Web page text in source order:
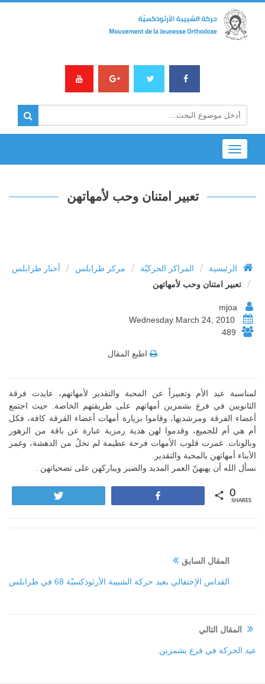
Toggle
navigation
تعبير امتنان وحب لأمهاتهن
الرئيسية / المراكز الحركيّة / مركز طرابلس / أخبار طرابلس
/ تعبير امتنان وحب لأمهاتهن
489
اطبع المقال
لمناسبة عيد الأم وتعبيراً عن المحبة والتقدير لأمهاتهم، عايدت فرقة
الثانويين في فرع بشمزين أمهاتهم على طريقتهم الخاصة. حيث اجتمع
أعضاء الفرقة ومرشديها، وقاموا بزيارة أمهات أعضاء الفرقة كافة، فكل
أم هي أم للجميع، وقدموا لهن هدية رمزية عبارة عن باقة من الزهور
وبالونات. غمرت قلوب الأمهات فرحة عظيمة لم تخلُ من الدهشة، وغمر
الأبناء أمهاتهن بالمحبة والتقدير.
نسأل الله أن يهبهنّ العمر المديد والصبر ويباركهن على تضحياتهن .
0
SHARES
المقال السابق
القداس الإحتفالي بعيد حركة الشبيبة الأرثوذكسيّة 68 في طرابلس
المقال التالي
عيد الحركة في فرع بشمزين